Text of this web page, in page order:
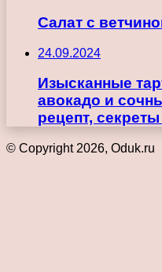
Салат с
24.09.2024
Изысканные
авокадо и
рецепт,
© Copyright 2026, Oduk.ru